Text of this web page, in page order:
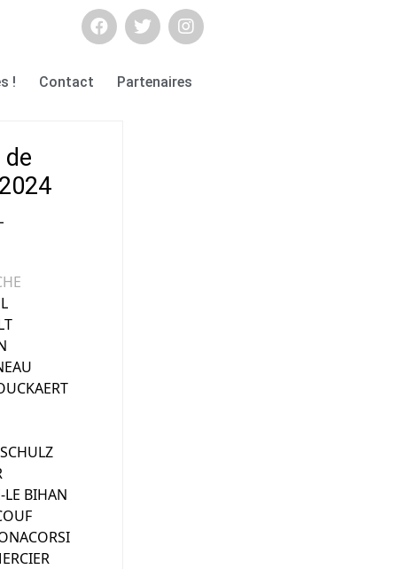
! Contact Partenaires
de
LE BIHAN